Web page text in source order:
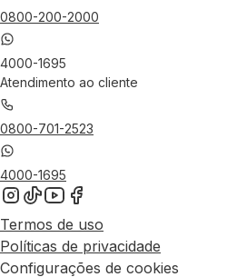
0800-200-2000
4000-1695
Atendimento ao cliente
0800-701-2523
4000-1695
Termos de uso
Políticas de privacidade
Configurações de cookies